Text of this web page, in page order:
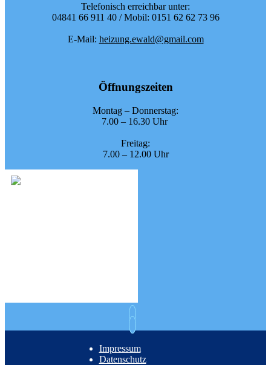
Telefonisch erreichbar unter:
04841 66 911 40 / Mobil: 0151 62 62 73 96
E-Mail: heizung.ewald@gmail.com
Öffnungszeiten
Montag – Donnerstag:
7.00 – 16.30 Uhr
Freitag:
7.00 – 12.00 Uhr
Impressum
Datenschutz